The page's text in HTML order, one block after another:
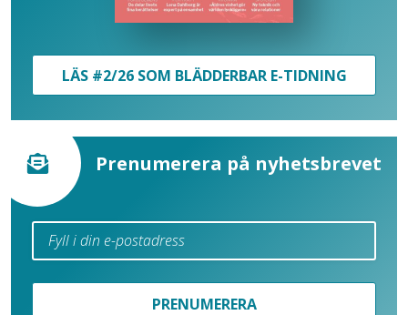
LÄS #2/26 SOM BLÄDDERBAR E-TIDNING
Prenumerera på nyhetsbrevet
PRENUMERERA